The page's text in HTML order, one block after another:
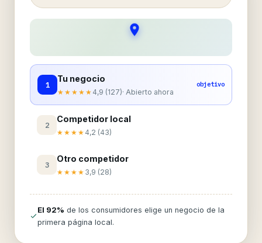
1
Tu negocio
★★★★★ 4,9 (127)· Abierto ahora
objetivo
2
Competidor local
★★★★ 4,2 (43)
3
Otro competidor
★★★★ 3,9 (28)
El 92% de los consumidores elige un negocio de la
primera página local.